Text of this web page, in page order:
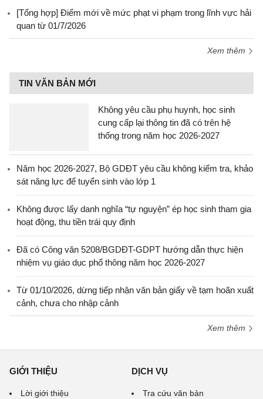
[Tổng hợp] Điểm mới về mức phạt vi phạm trong lĩnh vực hải
quan từ 01/7/2026
Xem thêm
TIN VĂN BẢN MỚI
Không yêu cầu phụ huynh, học sinh
cung cấp lại thông tin đã có trên hệ
thống trong năm học 2026-2027
Năm học 2026-2027, Bộ GDĐT yêu cầu không kiểm tra, khảo
sát năng lực để tuyển sinh vào lớp 1
Không được lấy danh nghĩa “tự nguyện” ép học sinh tham gia
hoạt động, thu tiền trái quy định
Đã có Công văn 5208/BGDĐT-GDPT hướng dẫn thực hiện
nhiệm vụ giáo dục phổ thông năm học 2026-2027
Từ 01/10/2026, dừng tiếp nhận văn bản giấy về tạm hoãn xuất
cảnh, chưa cho nhập cảnh
Xem thêm
GIỚI THIỆU
Lời giới thiệu
DỊCH VỤ
Tra cứu văn bản